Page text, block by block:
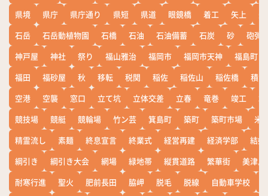
県境
県庁 県庁通り 県短 県道 眼鏡橋 着工 矢上
石岳
石岳動植物園 石橋 石油 石油備蓄 石炭 砂
砲弾
神戸屋
神社 祭り 福山雅治 福岡市 福岡市天神
福島町
福田
福砂屋 秋 移転 税関 稲佐 稲佐山 稲佐橋
積雪
空港
空襲 窓口 立て坑 立体交差 立春 竜巻 竣工
競技場
競艇 競輪場 竹ン芸 箕島町 築町 築町市場
米
精霊流し
素麺 終息宣言 終業式 経営再建 経済学部
結婚
綱引き
綱引き大会 網場 緑地帯 縦貫道路 繁華街
美津島
耐寒行進
聖火 肥前長田 脇岬 脱毛 脱線 自動車学校